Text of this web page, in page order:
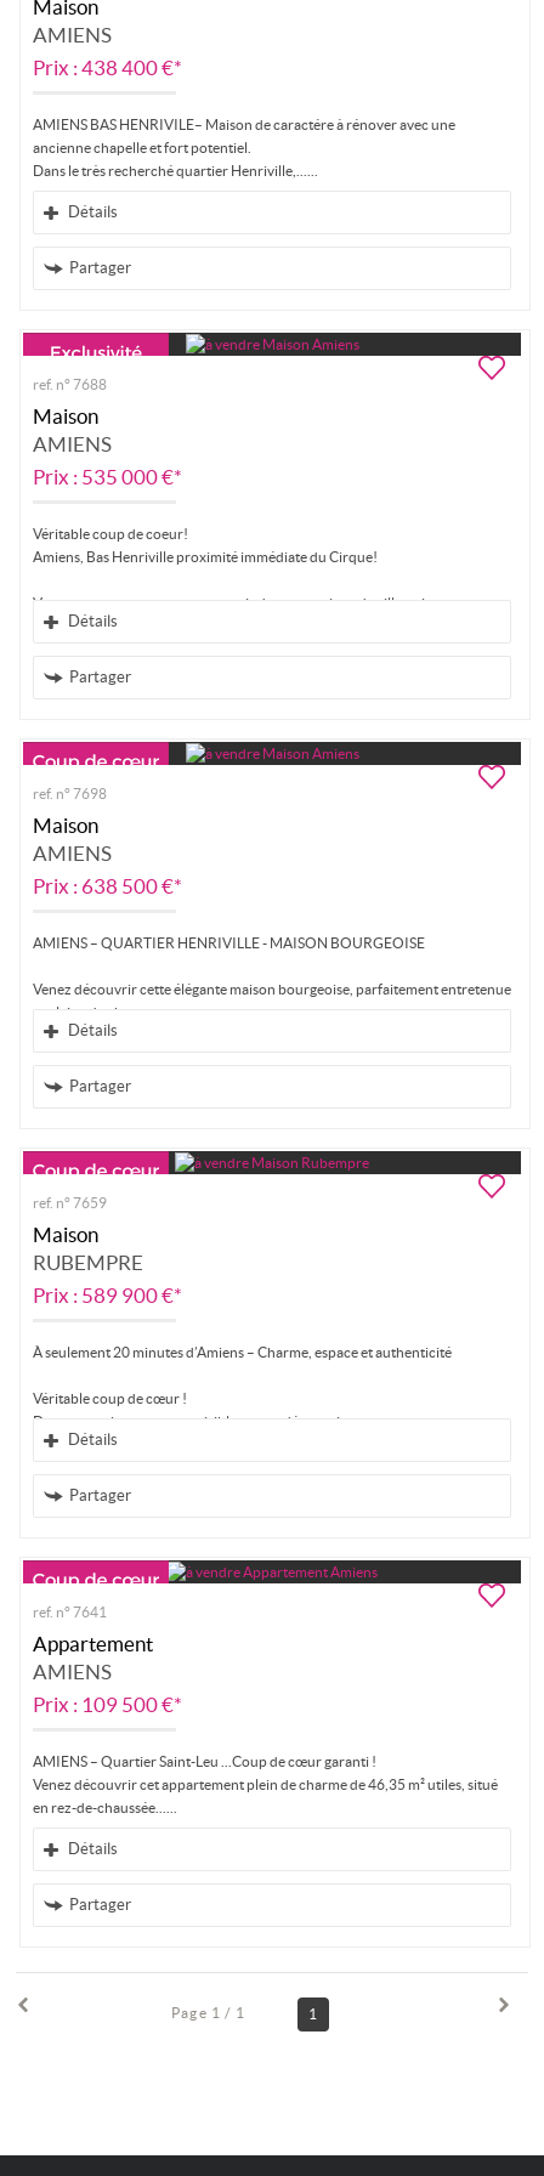
Maison
AMIENS
Prix : 438 400 €*
AMIENS BAS HENRIVILE– Maison de caractére à rénover avec une
ancienne chapelle et fort potentiel.
Dans le très recherché quartier Henriville,...
Détails
Partager
ref. n° 7688
Maison
AMIENS
Prix : 535 000 €*
Véritable coup de coeur!
Amiens, Bas Henriville proximité immédiate du Cirque!
Vous ne pourrez que vous souvenir de cette maison de ville qui...
Détails
Partager
ref. n° 7698
Maison
AMIENS
Prix : 638 500 €*
AMIENS – QUARTIER HENRIVILLE - MAISON BOURGEOISE
Venez découvrir cette élégante maison bourgeoise, parfaitement entretenue
et pleine de charme,...
Détails
Partager
ref. n° 7659
Maison
RUBEMPRE
Prix : 589 900 €*
À seulement 20 minutes d’Amiens – Charme, espace et authenticité
Véritable coup de cœur !
Dans un environnement paisible, venez découvrir cette...
Détails
Partager
ref. n° 7641
Appartement
AMIENS
Prix : 109 500 €*
AMIENS – Quartier Saint-Leu ...Coup de cœur garanti !
Venez découvrir cet appartement plein de charme de 46,35 m² utiles, situé
en rez-de-chaussée...
Détails
Partager
Page 1 / 1 1